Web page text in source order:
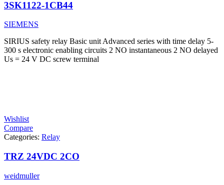
3SK1122-1CB44
SIEMENS
SIRIUS safety relay Basic unit Advanced series with time delay 5-
300 s electronic enabling circuits 2 NO instantaneous 2 NO delayed
Us = 24 V DC screw terminal
Wishlist
Compare
Categories: Relay
TRZ 24VDC 2CO
weidmuller